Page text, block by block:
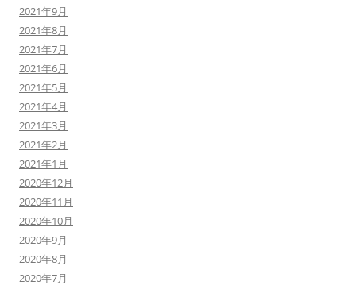
2021年9月
2021年8月
2021年7月
2021年6月
2021年5月
2021年4月
2021年3月
2021年2月
2021年1月
2020年12月
2020年11月
2020年10月
2020年9月
2020年8月
2020年7月